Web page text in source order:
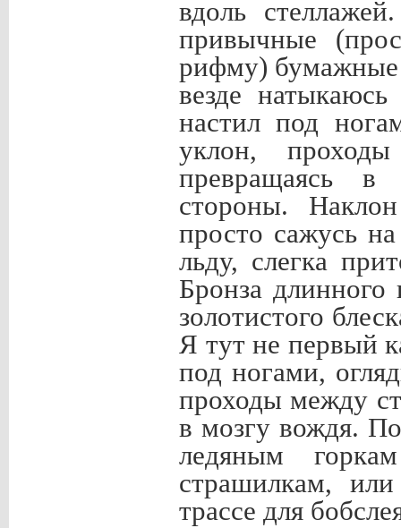
вдоль
привычные
рифму)
везде
настил под
уклон,
превращаясь в
стороны.
просто сажусь
льду, слегка
Бронза длинного
золотистого
Я тут не первый
под ногами,
проходы между
в мозгу вождя.
ледяным
страшилкам,
трассе для